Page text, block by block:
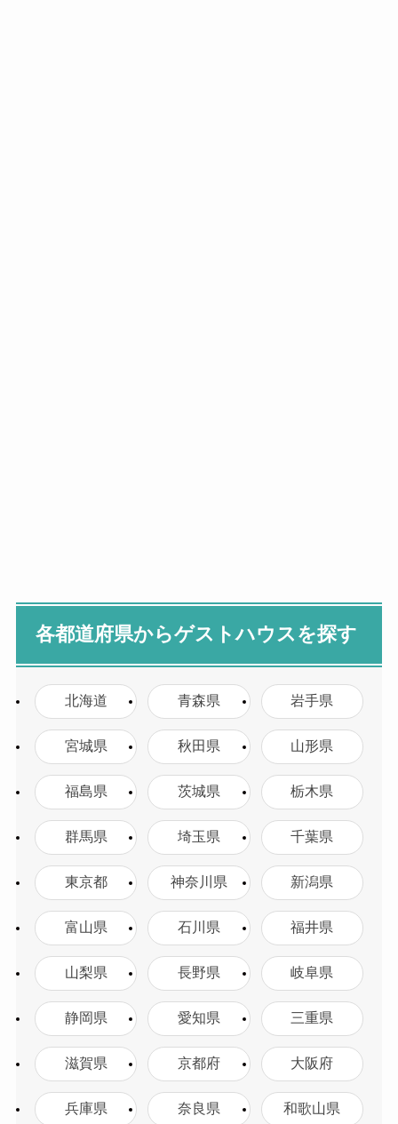
各都道府県からゲストハウスを探す
北海道 青森県 岩手県
宮城県 秋田県 山形県
福島県 茨城県 栃木県
群馬県 埼玉県 千葉県
東京都 神奈川県 新潟県
富山県 石川県 福井県
山梨県 長野県 岐阜県
静岡県 愛知県 三重県
滋賀県 京都府 大阪府
兵庫県 奈良県 和歌山県